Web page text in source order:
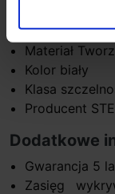
Kąt
Materiał
Kolor biały
Klasa
Producent
Dodatkowe
Gwarancja 5
Zasięg